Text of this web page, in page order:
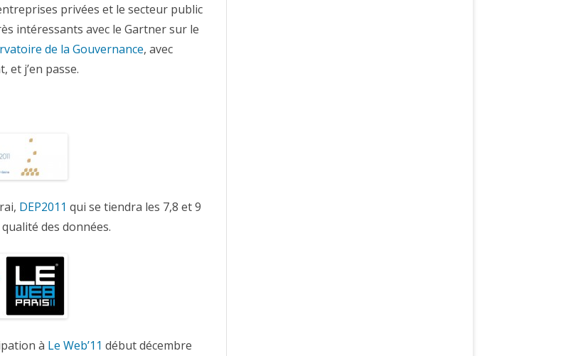
privées et le secteur public
intéressants avec le Gartner sur le
de la Gouvernance, avec
j’en passe.
DEP2011 qui se tiendra les 7,8 et 9
des données.
à Le Web’11 début décembre